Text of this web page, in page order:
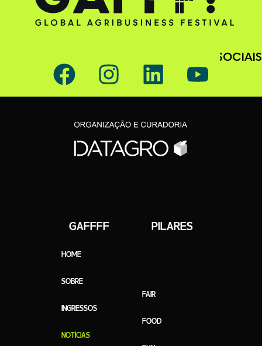
SIGA O GAFFFF NAS REDES SOCIAIS
GAFFFF PILARES
HOME
SOBRE
INGRESSOS
NOTÍCIAS
FAIR
FOOD